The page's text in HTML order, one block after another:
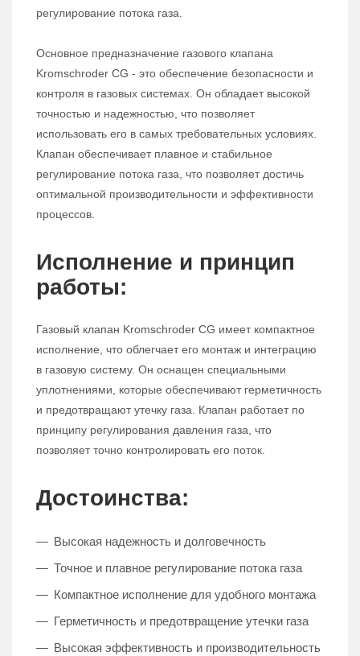
регулирование потока газа.
Основное предназначение газового клапана
Kromschroder CG - это обеспечение безопасности и
контроля в газовых системах. Он обладает высокой
точностью и надежностью, что позволяет
использовать его в самых требовательных условиях.
Клапан обеспечивает плавное и стабильное
регулирование потока газа, что позволяет достичь
оптимальной производительности и эффективности
процессов.
Исполнение и принцип
работы:
Газовый клапан Kromschroder CG имеет компактное
исполнение, что облегчает его монтаж и интеграцию
в газовую систему. Он оснащен специальными
уплотнениями, которые обеспечивают герметичность
и предотвращают утечку газа. Клапан работает по
принципу регулирования давления газа, что
позволяет точно контролировать его поток.
Достоинства:
Высокая надежность и долговечность
Точное и плавное регулирование потока газа
Компактное исполнение для удобного монтажа
Герметичность и предотвращение утечки газа
Высокая эффективность и производительность